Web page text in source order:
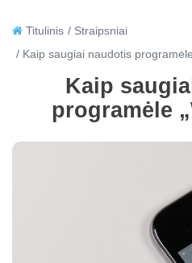
Titulinis
Straipsniai
Kaip saugiai naudotis
Kaip
programėle